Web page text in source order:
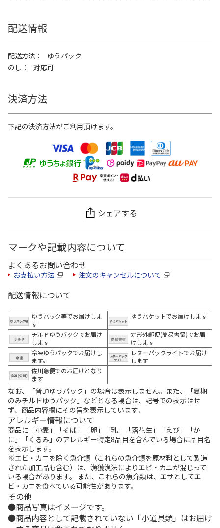
配送情報
配送方法
ゆうパック
のし
対応可
決済方法
下記の決済方法がご利用頂けます。
シェアする
マークや記載内容について
よくあるお問い合わせ
お支払い方法 注文のキャンセルについて
配送情報について
ゆうパック等でお届けしま
す
ゆうパケットでお届けします
チルドゆうパックでお届け
します
定形外郵便(簡易書留)でお届
けします
冷凍ゆうパックでお届けし
ます。
レターパックライトでお届け
します
佐川急便でのお届けとなり
ます
なお、「普通ゆうパック」の場合は表示しません。また、「夏期
のみチルドゆうパック」などとなる場合は、記号での表示はせ
ず、商品内容欄にその旨を表示しています。
アレルギー情報について
商品に「小麦」「そば」「卵」「乳」「落花生」「えび」「か
に」「くるみ」のアレルギー特定8品目を含んでいる場合に品目名
を表示します。
※エビ・カニを除く魚介類（これらの魚介類を原材料として製造
された加工品も含む）は、漁獲漁法によりエビ・カニが混じって
いる場合があります。 また、これらの魚介類は、エサとしてエ
ビ・カニを食べている可能性があります。
その他
商品写真はイメージです。
商品内容として記載されていない「小道具類」はお届け